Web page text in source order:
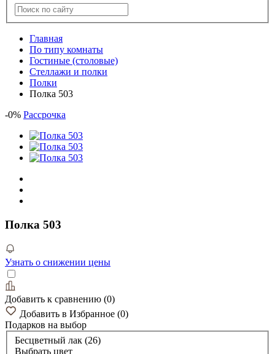
Главная
По типу комнаты
Гостиные (столовые)
Стеллажи и полки
Полки
Полка 503
-0% Рассрочка
Полка 503
Узнать о снижении цены
Добавить к сравнению (0)
Добавить в Избранное (0)
Подарков на выбор
Бесцветный лак (26)
Выбрать цвет